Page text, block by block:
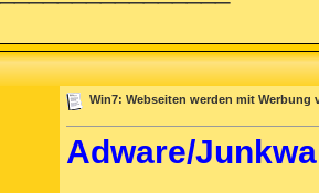
2013-05-16 blindman.exe (2.1.18.151)
2013-05-16 explorer.exe (2.1.18.177)
2013-05-16 SDBootCD.exe (2.1.18.109)
2013-05-16 SDCleaner.exe
2013-05-16 SDDelFile.exe (2.1.18.94)
2013-06-18 SDDisableProxy.exe
2013-05-16 SDFiles.exe (2.1.18.135)
2013-03-20 SDFileScanHelper.exe
Win7: Webseiten werden mit
Adware/